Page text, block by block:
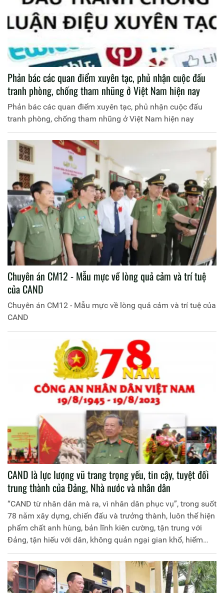
Phản bác các quan điểm xuyên tạc, phủ nhận cuộc đấu
tranh phòng, chống tham nhũng ở Việt Nam hiện nay
Phản bác các quan điểm xuyên tạc, phủ nhận cuộc đấu
tranh phòng, chống tham nhũng ở Việt Nam hiện nay
Chuyên án CM12 - Mẫu mực về lòng quả cảm và trí tuệ
của CAND
Chuyên án CM12 - Mẫu mực về lòng quả cảm và trí tuệ của
CAND
CAND là lực lượng vũ trang trọng yếu, tin cậy, tuyệt đối
trung thành của Đảng, Nhà nước và nhân dân
“CAND từ nhân dân mà ra, vì nhân dân phục vụ”, trong suốt
78 năm xây dựng, chiến đấu và trưởng thành, luôn thể hiện
phẩm chất anh hùng, bản lĩnh kiên cường, tận trung với
Đảng, tận hiếu với dân, không quản ngại gian khổ, hiểm
nguy, thậm chí hy sinh, lập nhiều chiến công nối tiếp chiến
công, giữ vững vai trò nòng cốt trong bảo vệ, giữ vững an
ninh chính trị, trật tự an toàn xã hội, đóng góp rất quan
trọng trong xây dựng, bảo vệ Tổ quốc, bảo vệ cuộc sống